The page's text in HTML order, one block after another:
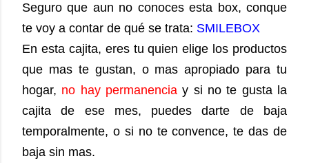
Seguro que aun no conoces esta box, conque
te voy a contar de qué se trata: SMILEBOX
En esta cajita, eres tu quien elige los productos
que mas te gustan, o mas apropiado para tu
hogar, no hay permanenciay si no te gusta la
cajita de ese mes, puedes darte de baja
temporalmente, o si no te convence, te das de
baja sin mas.